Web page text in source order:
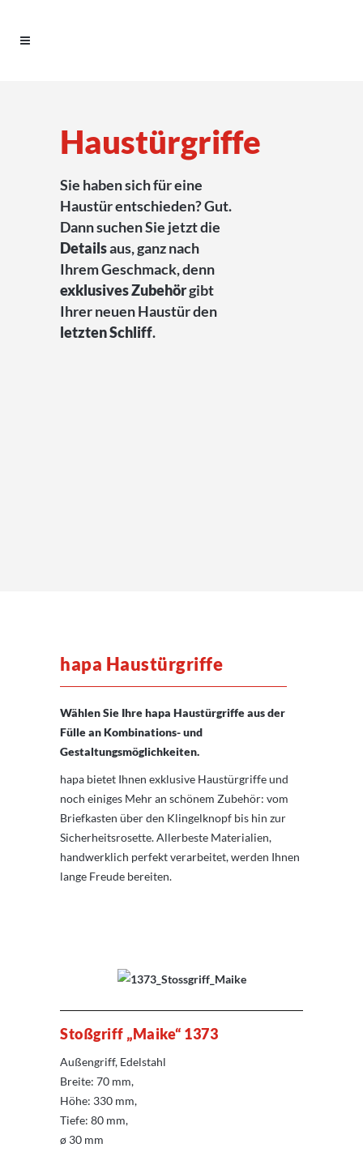
Haustürgriffe
Sie haben sich für eine
Haustür entschieden? Gut.
Dann suchen Sie jetzt die
Detailsaus, ganz nach
Ihrem Geschmack, denn
exklusives Zubehörgibt
Ihrer neuen Haustür den
letzten Schliff.
hapa Haustürgriffe
Wählen Sie Ihre hapa Haustürgriffe aus der
Fülle an Kombinations- und
Gestaltungsmöglichkeiten.
hapa bietet Ihnen exklusive Haustürgriffe und
noch einiges Mehr an schönem Zubehör: vom
Briefkasten über den Klingelknopf bis hin zur
Sicherheitsrosette. Allerbeste Materialien,
handwerklich perfekt verarbeitet, werden Ihnen
lange Freude bereiten.
Stoßgriff „Maike“ 1373
Außengriff, Edelstahl
Breite: 70 mm,
Höhe: 330 mm,
Tiefe: 80 mm,
ø 30 mm